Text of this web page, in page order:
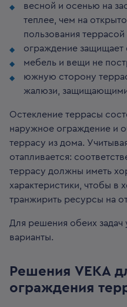
весной и осенью на
теплее, чем на
пользования террасой
ограждение защищает
мебель и вещи не
южную сторону
жалюзи,
Остекление террасы
наружное ограждение и
террасу из дома.
отапливается:
террасу должны иметь
характеристики, чтобы в
транжирить ресурсы на
Для решения обеих задач
варианты.
Решения VEKA
ограждения